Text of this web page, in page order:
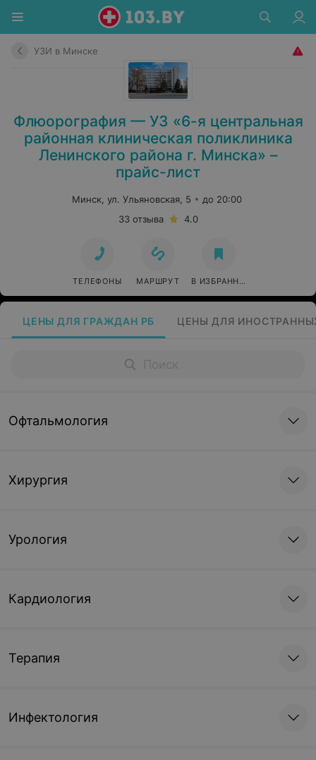
УЗИ в Минске
Флюорография — УЗ «6-я центральная
районная клиническая поликлиника
Ленинского района г. Минска» –
прайс-лист
Минск, ул. Ульяновская, 5
до 20:00
33 отзыва
4.0
ТЕЛЕФОНЫ МАРШРУТ В ИЗБРАННОЕ
ЦЕНЫ ДЛЯ ГРАЖДАН РБ ЦЕНЫ ДЛЯ
Офтальмология
Хирургия
Урология
Кардиология
Терапия
Инфектология